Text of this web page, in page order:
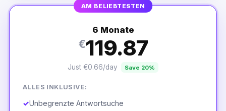
AM BELIEBTESTEN
6 Monate
€119.87
Just €0.66/day Save 20%
ALLES INKLUSIVE:
✓Unbegrenzte Antwortsuche